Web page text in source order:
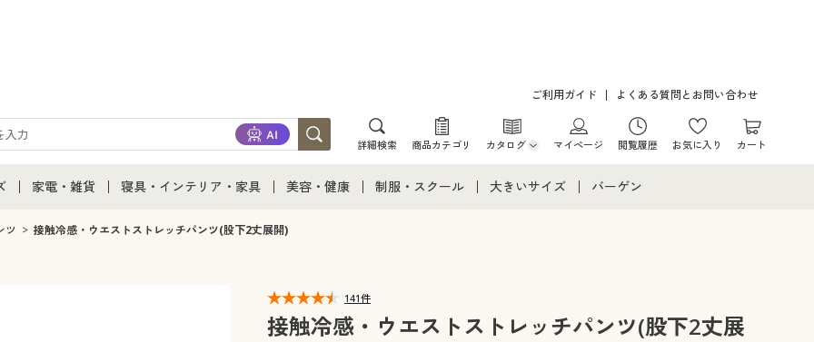
ご利用ガイド よくある質問とお問い合わせ
詳細検索 商品カテゴリ カタログ
カタログ・チラシからのご注文
マイページ 閲覧履歴 お気に入り カート
通販すべて
家電・雑貨
家電・雑貨すべて
寝具・インテリア・家具
寝具・インテリア・家具通販すべて
美容・健康
美容・健康通販すべて
制服・スクール
ジュニア・ティーンズ下着
大きいサイズ
大きいサイズ レディース下着
バーゲン
ツ 接触冷感・ウエストストレッチパンツ(股下2丈展開)
141件
接触冷感・ウエストストレッチパンツ(股下2丈展